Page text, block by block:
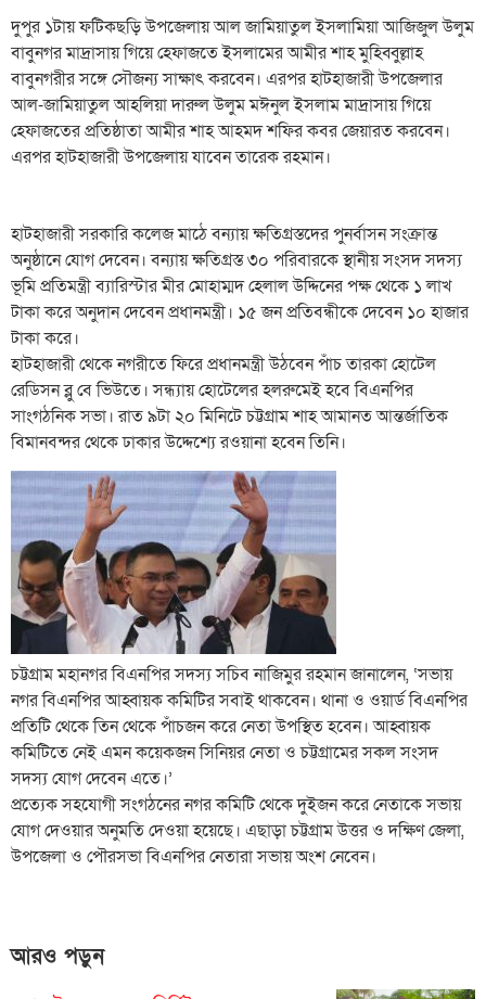
দুপুর ১টায় ফটিকছড়ি উপজেলায় আল জামিয়াতুল ইসলামিয়া আজিজুল উলুম
বাবুনগর মাদ্রাসায় গিয়ে হেফাজতে ইসলামের আমীর শাহ মুহিব্বুল্লাহ
বাবুনগরীর সঙ্গে সৌজন্য সাক্ষাৎ করবেন। এরপর হাটহাজারী উপজেলার
আল-জামিয়াতুল আহলিয়া দারুল উলুম মঈনুল ইসলাম মাদ্রাসায় গিয়ে
হেফাজতের প্রতিষ্ঠাতা আমীর শাহ আহমদ শফির কবর জেয়ারত করবেন।
এরপর হাটহাজারী উপজেলায় যাবেন তারেক রহমান।
হাটহাজারী সরকারি কলেজ মাঠে বন্যায় ক্ষতিগ্রস্তদের পুনর্বাসন সংক্রান্ত
অনুষ্ঠানে যোগ দেবেন। বন্যায় ক্ষতিগ্রস্ত ৩০ পরিবারকে স্থানীয় সংসদ সদস্য
ভূমি প্রতিমন্ত্রী ব্যারিস্টার মীর মোহাম্মদ হেলাল উদ্দিনের পক্ষ থেকে ১ লাখ
টাকা করে অনুদান দেবেন প্রধানমন্ত্রী। ১৫ জন প্রতিবন্ধীকে দেবেন ১০ হাজার
টাকা করে।
হাটহাজারী থেকে নগরীতে ফিরে প্রধানমন্ত্রী উঠবেন পাঁচ তারকা হোটেল
রেডিসন ব্লু বে ভিউতে। সন্ধ্যায় হোটেলের হলরুমেই হবে বিএনপির
সাংগঠনিক সভা। রাত ৯টা ২০ মিনিটে চট্টগ্রাম শাহ আমানত আন্তর্জাতিক
বিমানবন্দর থেকে ঢাকার উদ্দেশ্যে রওয়ানা হবেন তিনি।
চট্টগ্রাম মহানগর বিএনপির সদস্য সচিব নাজিমুর রহমান জানালেন, ‘সভায়
নগর বিএনপির আহ্বায়ক কমিটির সবাই থাকবেন। থানা ও ওয়ার্ড বিএনপির
প্রতিটি থেকে তিন থেকে পাঁচজন করে নেতা উপস্থিত হবেন। আহ্বায়ক
কমিটিতে নেই এমন কয়েকজন সিনিয়র নেতা ও চট্টগ্রামের সকল সংসদ
সদস্য যোগ দেবেন এতে।’
প্রত্যেক সহযোগী সংগঠনের নগর কমিটি থেকে দুইজন করে নেতাকে সভায়
যোগ দেওয়ার অনুমতি দেওয়া হয়েছে। এছাড়া চট্টগ্রাম উত্তর ও দক্ষিণ জেলা,
উপজেলা ও পৌরসভা বিএনপির নেতারা সভায় অংশ নেবেন।
আরও পড়ুন